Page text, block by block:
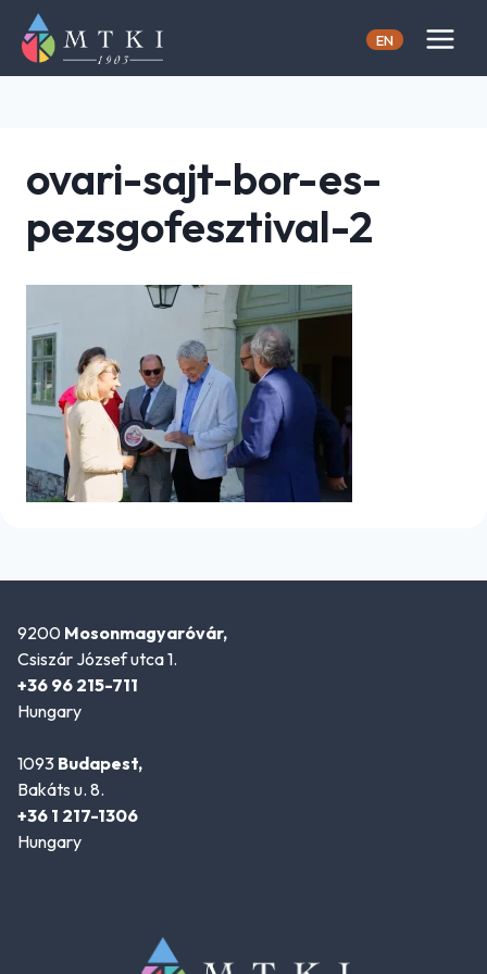
content
EN
ovari-sajt-bor-es-
pezsgofesztival-2
9200 Mosonmagyaróvár,
Csiszár József utca 1.
+36 96 215-711
Hungary
1093 Budapest,
Bakáts u. 8.
+36 1 217-1306
Hungary